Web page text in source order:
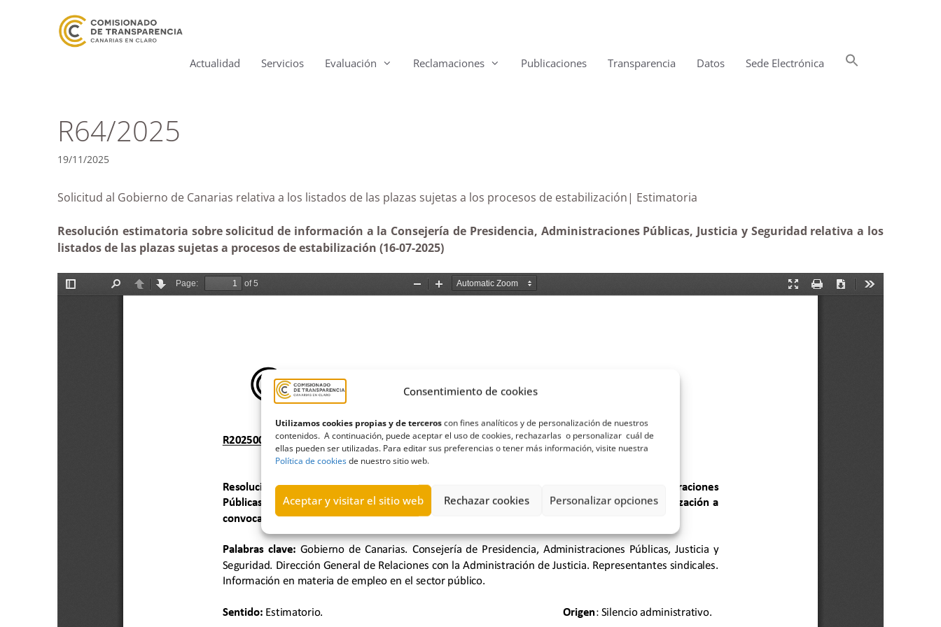
Consentimiento de cookies
Utilizamos cookies propias y de terceroscon fines analíticos y de personalización de nuestros
contenidos. A continuación, puede aceptar el uso de cookies, rechazarlas o personalizar cuál de
ellas pueden ser utilizadas. Para editar sus preferencias o tener más información, visite nuestra
Política de cookiesde nuestro sitio web.
Aceptar y visitar el sitio web Rechazar cookies Personalizar opciones
Actualidad Servicios Evaluación Reclamaciones Publicaciones Transparencia Datos Sede Electrónica
R64/2025
19/11/2025
Solicitud al Gobierno de Canarias relativa a los listados de las plazas sujetas a los procesos de estabilización| Estimatoria
Resolución estimatoria sobre solicitud de información a la Consejería de Presidencia, Administraciones Públicas, Justicia y Seguridad relativa a los
listados de las plazas sujetas a procesos de estabilización (16-07-2025)